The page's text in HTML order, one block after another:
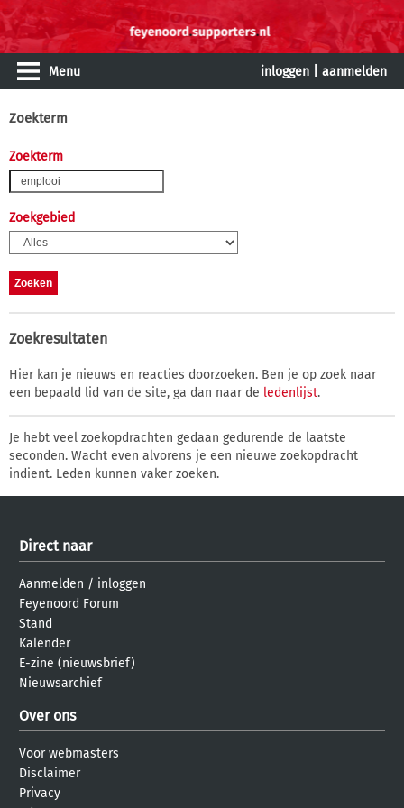
Menu inloggen aanmelden
Zoekterm
Zoekterm
Zoekgebied
Zoekresultaten
Hier kan je nieuws en reacties doorzoeken. Ben je op zoek naar
een bepaald lid van de site, ga dan naar de ledenlijst.
Je hebt veel zoekopdrachten gedaan gedurende de laatste
seconden. Wacht even alvorens je een nieuwe zoekopdracht
indient. Leden kunnen vaker zoeken.
Direct naar
Aanmelden / inloggen
Feyenoord Forum
Stand
Kalender
E-zine (nieuwsbrief)
Nieuwsarchief
Over ons
Voor webmasters
Disclaimer
Privacy